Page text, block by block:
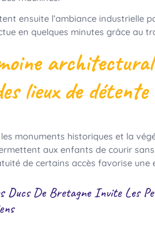
ensuite l’ambiance industrielle
en quelques minutes grâce au
lieux de détente
monuments historiques et la
aux enfants de courir
de certains accès favorise
Ducs De Bretagne Invite Les